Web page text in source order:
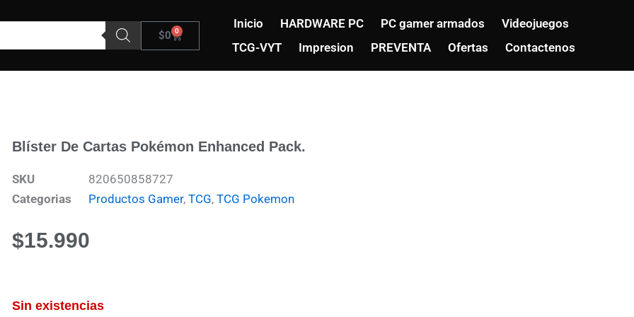
$0 0
Carrito
Inicio HARDWARE PC PC gamer armados
Videojuegos
TCG-VYT
Impresion PREVENTA Ofertas Contactenos
Blíster De Cartas Pokémon Enhanced Pack.
SKU
820650858727
Categorias
Productos Gamer, TCG, TCG Pokemon
$15.990
Sin existencias